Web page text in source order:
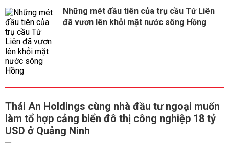
Những mét đầu tiên của trụ cầu Tứ Liên
đã vươn lên khỏi mặt nước sông Hồng
Thái An Holdings cùng nhà đầu tư ngoại muốn
làm tổ hợp cảng biển đô thị công nghiệp 18 tỷ
USD ở Quảng Ninh